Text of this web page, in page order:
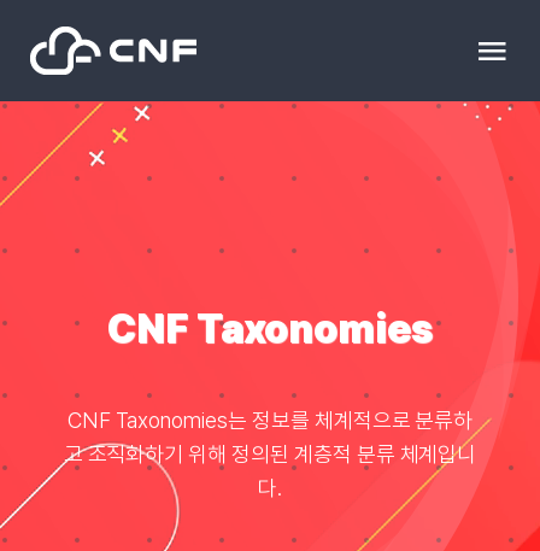
content
HOME
Resource
블로그
CNF Taxonomies
CNF Taxonomies는 정보를 체계적으로 분류하
고 조직화하기 위해 정의된 계층적 분류 체계입니
다.